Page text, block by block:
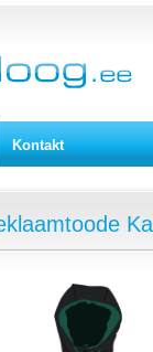
Kontakt